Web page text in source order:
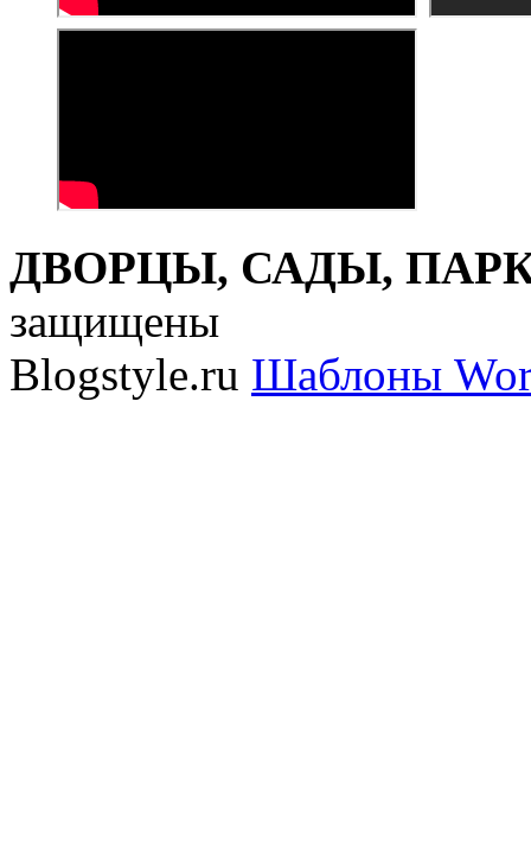
ДВОРЦЫ, САДЫ,
защищены
Blogstyle.ru Шаблоны